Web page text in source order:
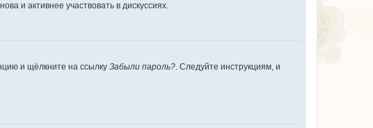
и активнее участвовать в дискуссиях.
и щёлкните на ссылку Забыли пароль?. Следуйте инструкциям, и